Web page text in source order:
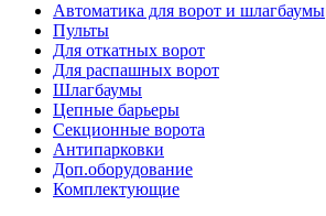
Автоматика для ворот и шлагбаумы
Пульты
Для откатных ворот
Для распашных ворот
Шлагбаумы
Цепные барьеры
Секционные ворота
Антипарковки
Доп.оборудование
Комплектующие